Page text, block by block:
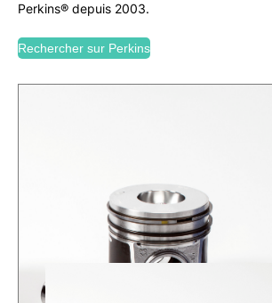
Perkins® depuis 2003.
Rechercher sur Perkins